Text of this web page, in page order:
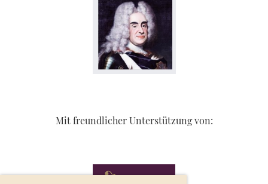
Mit freundlicher Unterstützung von: